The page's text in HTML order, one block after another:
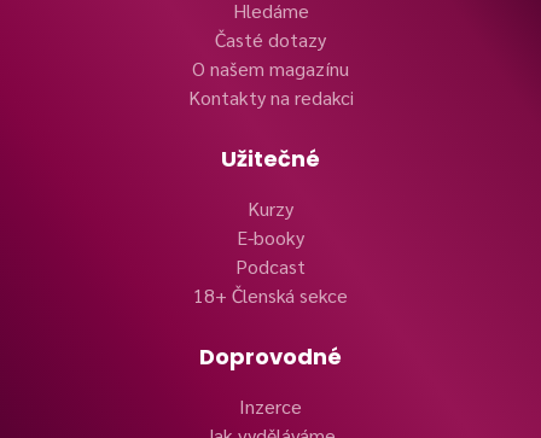
Hledáme
Časté dotazy
O našem magazínu
Kontakty na redakci
Užitečné
Kurzy
E-booky
Podcast
18+ Členská sekce
Doprovodné
Inzerce